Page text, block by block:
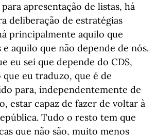
apresentação de listas, há
deliberação de estratégias
principalmente aquilo que
aquilo que não depende de nós.
eu sei que depende do CDS,
eu traduzo, que é de
para, independentemente de
estar capaz de fazer de voltar à
Tudo o resto tem que
que não são, muito menos